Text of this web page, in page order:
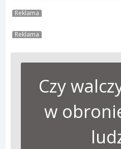
Reklama
Reklama
Czy
w